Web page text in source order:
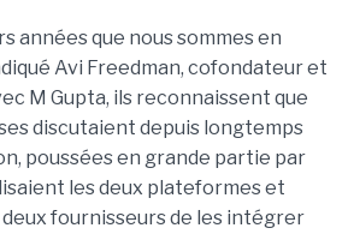
années que nous sommes en
Avi Freedman, cofondateur et
M Gupta, ils reconnaissent que
discutaient depuis longtemps
poussées en grande partie par
les deux plateformes et
fournisseurs de les intégrer